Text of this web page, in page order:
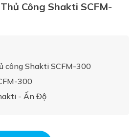
Công Shakti SCFM-
công Shakti SCFM-300
300
- Ấn Độ